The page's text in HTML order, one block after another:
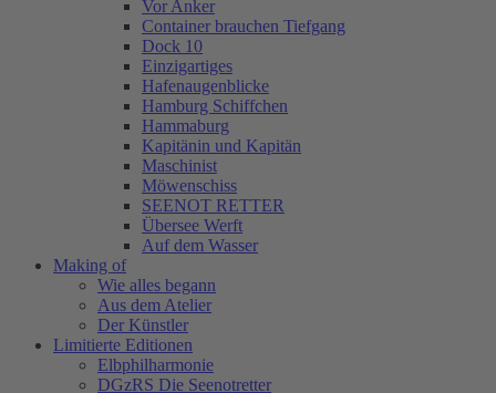
Vor Anker
Container brauchen Tiefgang
Dock 10
Einzigartiges
Hafenaugen­blicke
Hamburg Schiffchen
Hammaburg
Kapitänin und Kapitän
Maschinist
Möwenschiss
SEENOT RETTER
Übersee Werft
Auf dem Wasser
Making of
Wie alles begann
Aus dem Atelier
Der Künstler
Limitierte Editionen
Elbphilharmonie
DGzRS Die Seenotretter